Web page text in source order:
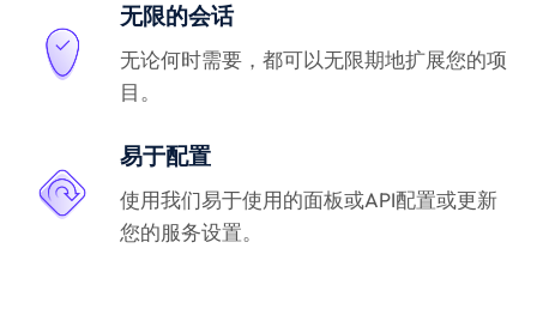
无限的会话
无论何时需要，都可以无限期地扩展您的项
目。
易于配置
使用我们易于使用的面板或API配置或更新
您的服务设置。